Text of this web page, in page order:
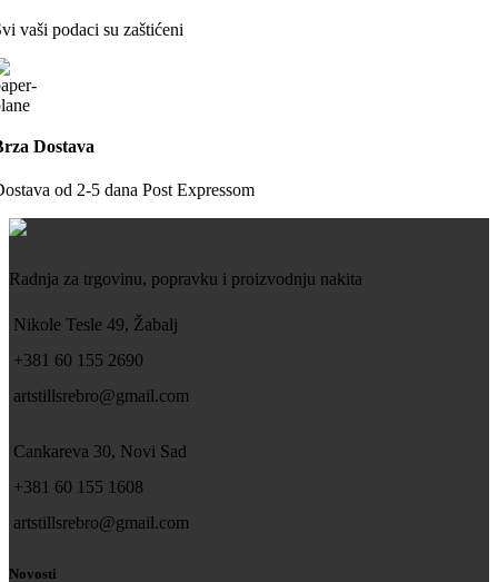
vaši podaci su zaštićeni
Dostava
od 2-5 dana Post Expressom
Radnja za trgovinu, popravku i proizvodnju nakita
Nikole Tesle 49, Žabalj
+381 60 155 2690
artstillsrebro@gmail.com
Cankareva 30, Novi Sad
+381 60 155 1608
artstillsrebro@gmail.com
Novosti